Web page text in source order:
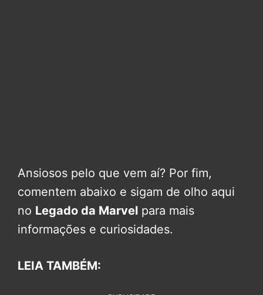
Ansiosos pelo que vem aí? Por fim,
comentem abaixo e sigam de olho aqui
no Legado da Marvel para mais
informações e curiosidades.
LEIA TAMBÉM: